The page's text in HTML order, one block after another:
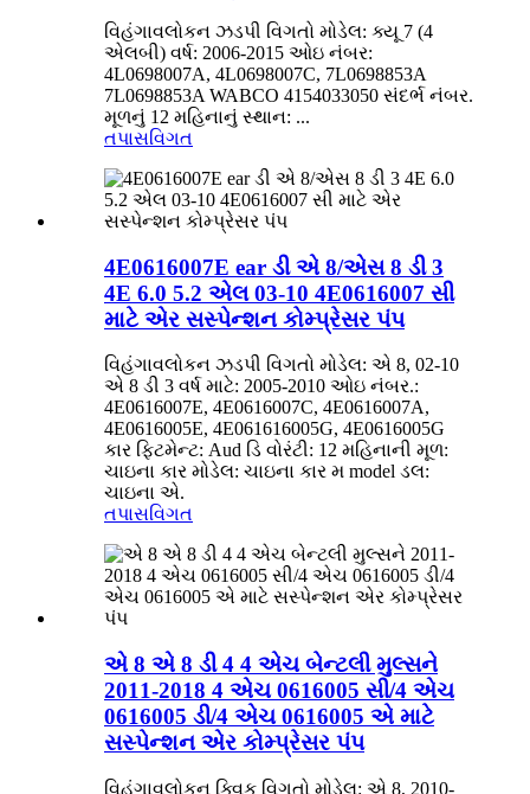
વિહંગાવલોકન ઝડપી વિગતો મોડેલ: ક્યૂ 7 (4
એલબી) વર્ષ: 2006-2015 ઓઇ નંબર:
4L0698007A, 4L0698007C, 7L0698853A
7L0698853A WABCO 4154033050 સંદર્ભ નંબર.
મૂળનું 12 મહિનાનું સ્થાન: ...
તપાસવિગત
4E0616007E ear ડી એ 8/એસ 8 ડી 3
4E 6.0 5.2 એલ 03-10 4E0616007 સી
માટે એર સસ્પેન્શન કોમ્પ્રેસર પંપ
વિહંગાવલોકન ઝડપી વિગતો મોડેલ: એ 8, 02-10
એ 8 ડી 3 વર્ષ માટે: 2005-2010 ઓઇ નંબર.:
4E0616007E, 4E0616007C, 4E0616007A,
4E0616005E, 4E061616005G, 4E0616005G
કાર ફિટમેન્ટ: Aud ડિ વોરંટી: 12 મહિનાની મૂળ:
ચાઇના કાર મોડેલ: ચાઇના કાર મ model ડલ:
ચાઇના એ.
તપાસવિગત
એ 8 એ 8 ડી 4 4 એચ બેન્ટલી મુલ્સને
2011-2018 4 એચ 0616005 સી/4 એચ
0616005 ડી/4 એચ 0616005 એ માટે
સસ્પેન્શન એર કોમ્પ્રેસર પંપ
વિહંગાવલોકન ક્વિક વિગતો મોડેલ: એ 8, 2010-